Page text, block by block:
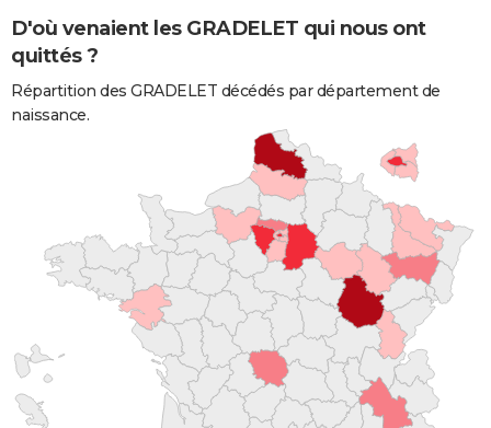
D'où venaient les GRADELET qui nous ont
quittés ?
Répartition des GRADELET décédés par département de
naissance.